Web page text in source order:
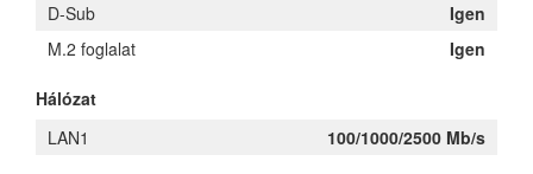
D-Sub
Igen
M.2 foglalat
Igen
Hálózat
LAN1
100/1000/2500 Mb/s